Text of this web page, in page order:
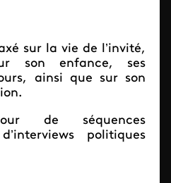
sur la vie de l’invité,
son enfance, ses
ainsi que sur son
de séquences
politiques